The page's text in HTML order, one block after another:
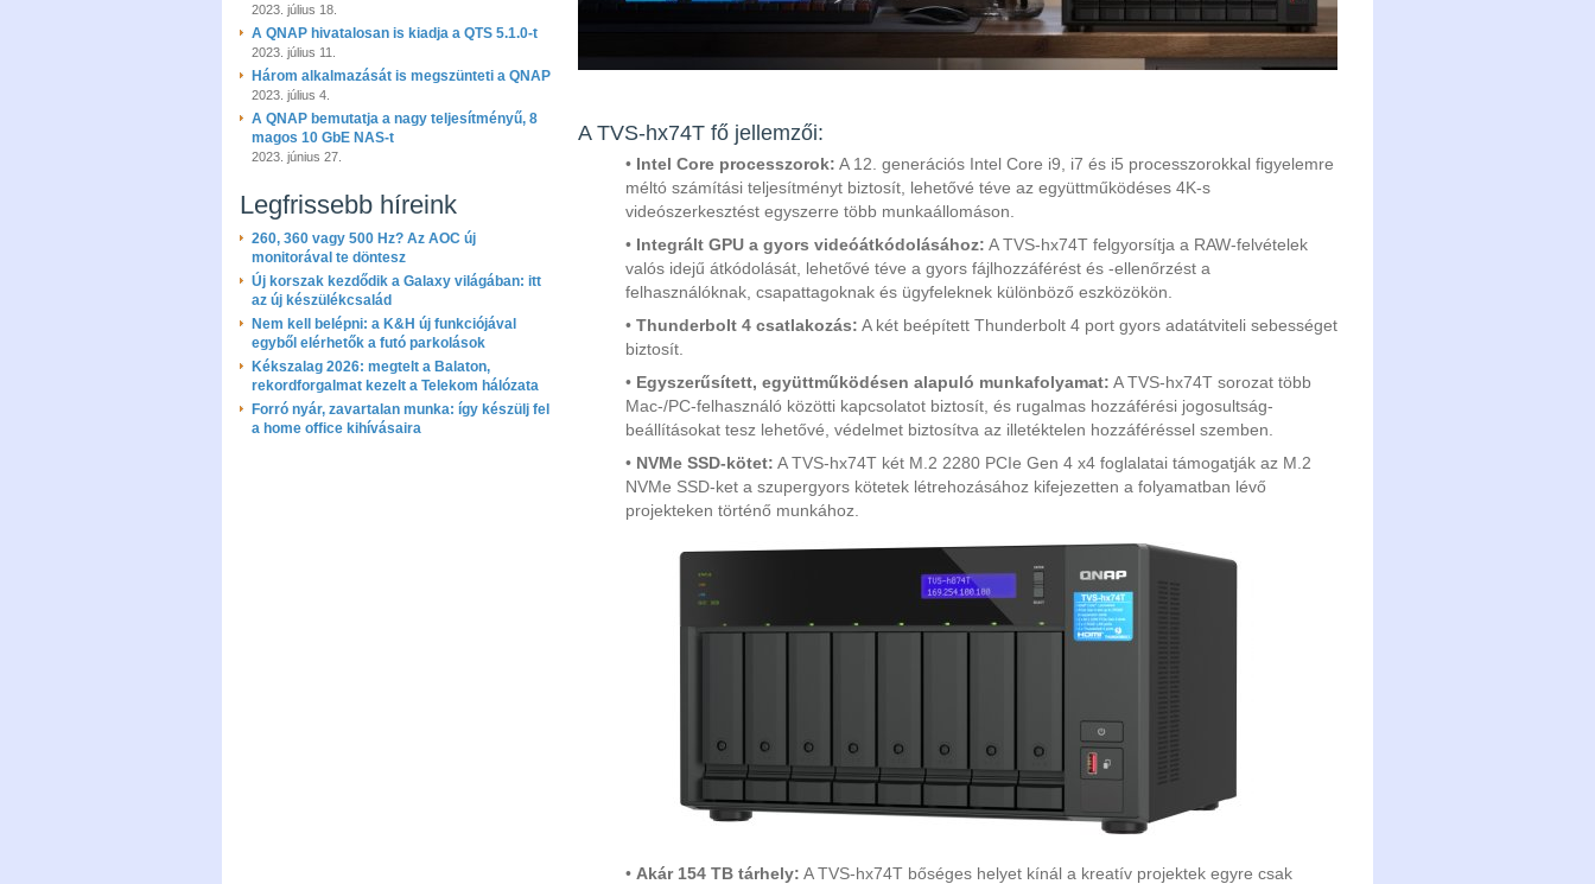
2023. július 18.
A QNAP hivatalosan is kiadja a QTS 5.1.0-t
2023. július 11.
Három alkalmazását is megszünteti a QNAP
2023. július 4.
A QNAP bemutatja a nagy teljesítményű, 8
magos 10 GbE NAS-t
2023. június 27.
Legfrissebb híreink
260, 360 vagy 500 Hz? Az AOC új
monitorával te döntesz
Új korszak kezdődik a Galaxy világában: itt
az új készülékcsalád
Nem kell belépni: a K&H új funkciójával
egyből elérhetők a futó parkolások
Kékszalag 2026: megtelt a Balaton,
rekordforgalmat kezelt a Telekom hálózata
Forró nyár, zavartalan munka: így készülj fel
a home office kihívásaira
A TVS-hx74T fő jellemzői:
• Intel Core processzorok: A 12. generációs Intel Core i9, i7 és i5 processzorokkal figyelemre
méltó számítási teljesítményt biztosít, lehetővé téve az együttműködéses 4K-s
videószerkesztést egyszerre több munkaállomáson.
• Integrált GPU a gyors videóátkódolásához: A TVS-hx74T felgyorsítja a RAW-felvételek
valós idejű átkódolását, lehetővé téve a gyors fájlhozzáférést és -ellenőrzést a
felhasználóknak, csapattagoknak és ügyfeleknek különböző eszközökön.
• Thunderbolt 4 csatlakozás: A két beépített Thunderbolt 4 port gyors adatátviteli sebességet
biztosít.
• Egyszerűsített, együttműködésen alapuló munkafolyamat: A TVS-hx74T sorozat több
Mac-/PC-felhasználó közötti kapcsolatot biztosít, és rugalmas hozzáférési jogosultság-
beállításokat tesz lehetővé, védelmet biztosítva az illetéktelen hozzáféréssel szemben.
• NVMe SSD-kötet: A TVS-hx74T két M.2 2280 PCIe Gen 4 x4 foglalatai támogatják az M.2
NVMe SSD-ket a szupergyors kötetek létrehozásához kifejezetten a folyamatban lévő
projekteken történő munkához.
• Akár 154 TB tárhely: A TVS-hx74T bőséges helyet kínál a kreatív projektek egyre csak